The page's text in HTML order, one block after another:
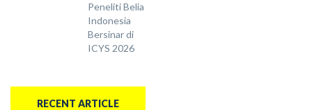
Peneliti Belia
Indonesia
Bersinar di
ICYS 2026
RECENT ARTICLE